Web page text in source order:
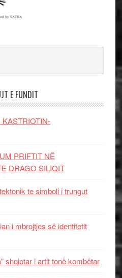
E FUNDIT
PRIFTIT NË
DRAGO SILIQIT
te simboli i trungut
i mbrojtjes së identitetit
shqiptar i artit tonë kombëtar